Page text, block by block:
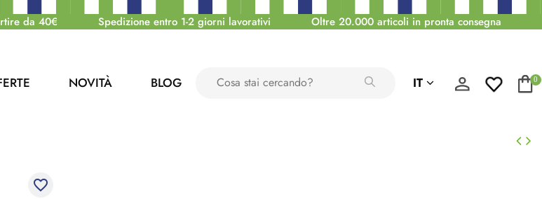
da 40€ Spedizione entro 1-2 giorni lavorativi Oltre 20.000 articoli in pronta consegna
NOVITÀ BLOG IT 0
favorite_border